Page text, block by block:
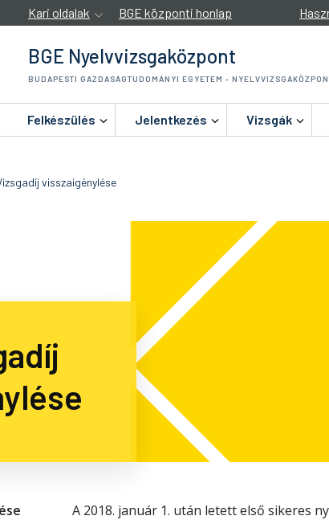
Kari oldalak BGE központi honlap
BGE Nyelvvizsgaközpont
BUDAPESTI GAZDASÁGTUDOMÁNYI EGYETEM -
Felkészülés Jelentkezés Vizsgák
visszaigénylése
A 2018. január 1. után letett első sikeres